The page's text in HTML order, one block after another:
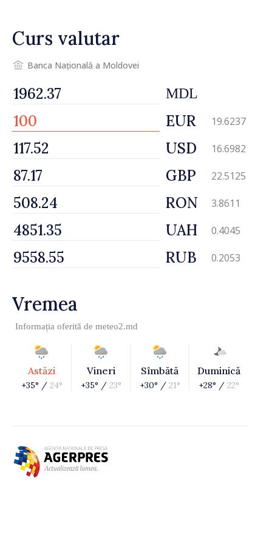
Curs valutar
Banca Națională a Moldovei
MDL
EUR 19.6237
USD 16.6982
GBP 22.5125
RON 3.8611
UAH 0.4045
RUB 0.2053
Vremea
Informația oferită de meteo2.md
Astăzi
+35° / 24°
Vineri
+35° / 23°
Sîmbătă
+30° / 21°
Duminică
+28° / 22°